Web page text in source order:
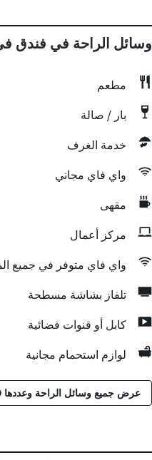
وسائل الراحة في فندق
مطعم
بار / صالة
خدمة الغرف
واي فاي مجاني
مقهى
مركز أعمال
واي فاي متوفر في جميع
تلفاز بشاشة مسطحة
كابل أو قنوات فضائية
لوازم استحمام مجانية
عرض جميع وسائل الراحة وعددها 60